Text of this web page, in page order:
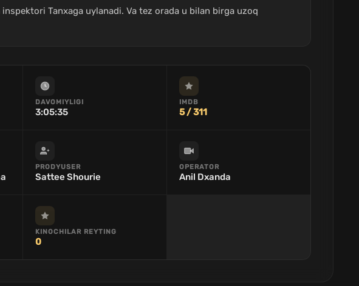
Tanxaga uylanadi. Va tez orada u bilan birga uzoq
DAVOMIYLIGI
3:05:35
IMDB
5 / 311
PRODYUSER
Sattee Shourie
OPERATOR
Anil Dxanda
KINOCHILAR REYTING
0